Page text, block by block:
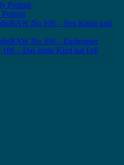
Portrait
Portrait
No 109 – Von Knast und
No 108 – Endgegner
– Das letzte Kind hat Fell